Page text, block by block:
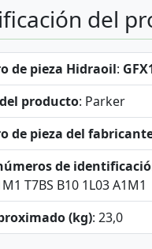
del
de pieza Hidraoil:
producto: Parker
de pieza del
de
T7BS B10 1L03 A1M1
(kg): 23,0